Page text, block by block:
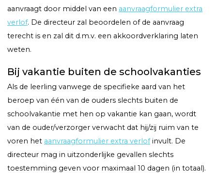
aanvraagt door middel van een aanvraagformulier extra
verlof. De directeur zal beoordelen of de aanvraag
terecht is en zal dit d.m.v. een akkoordverklaring laten
weten.
Bij vakantie buiten de schoolvakanties
Als de leerling vanwege de specifieke aard van het
beroep van één van de ouders slechts buiten de
schoolvakantie met hen op vakantie kan gaan, wordt
van de ouder/verzorger verwacht dat hij/zij ruim van te
voren het aanvraagformulier extra verlofinvult. De
directeur mag in uitzonderlijke gevallen slechts
toestemming geven voor maximaal 10 dagen (in totaal).